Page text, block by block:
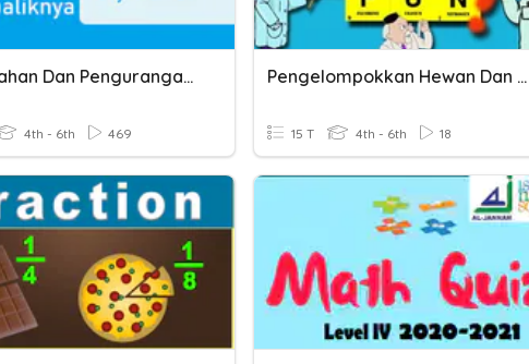
Penjumlahan Dan Pengurangan Pecahan Desimal
4th - 6th 469
Pengelompokkan Hewan Dan Tumbuhan
15 T 4th - 6th 18